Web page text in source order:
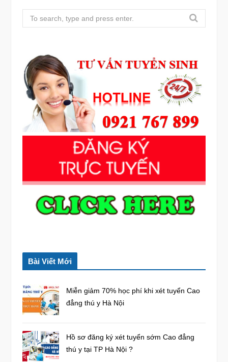
e
h
Bài Viết Mới
Miễn giảm 70% học phí khi xét tuyển Cao
đẳng thú y Hà Nội
Hồ sơ đăng ký xét tuyển sớm Cao đẳng
thú y tại TP Hà Nội ?